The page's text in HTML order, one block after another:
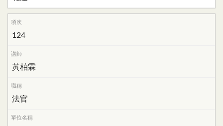
124
黃柏霖
法官